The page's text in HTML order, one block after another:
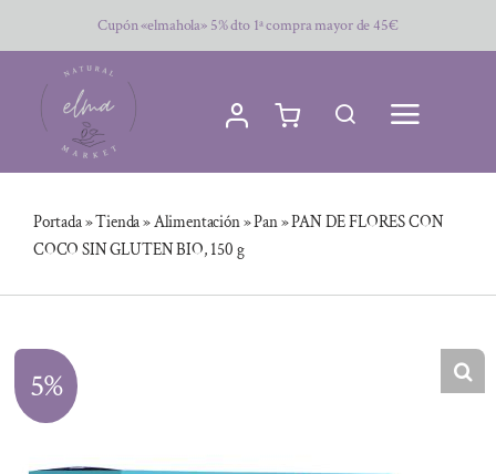
al
contenido
Cupón «elmahola» 5% dto 1ª compra mayor de 45€
Portada»Tienda»Alimentación»Pan»PAN DE FLORES CON
COCO SIN GLUTEN BIO, 150 g
5%